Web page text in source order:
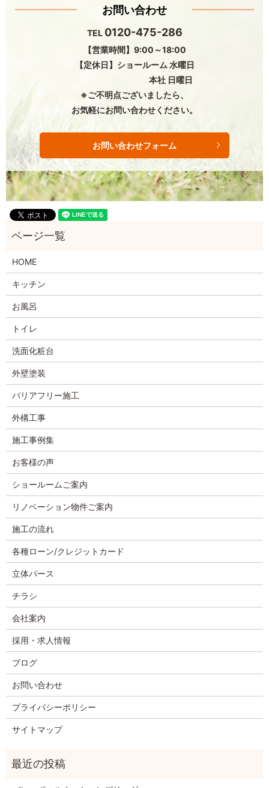
お問い合わせ
TEL 0120-475-286
【営業時間】9:00～18:00
【定休日】ショールーム 水曜日
本社 日曜日
※ご不明点ございましたら、
お気軽にお問い合わせください。
お問い合わせフォーム
HOME
キッチン
お風呂
トイレ
洗面化粧台
外壁塗装
バリアフリー施工
外構工事
施工事例集
お客様の声
ショールームご案内
リノベーション物件ご案内
施工の流れ
各種ローン/クレジットカード
立体パース
チラシ
会社案内
採用・求人情報
ブログ
お問い合わせ
プライバシーポリシー
サイトマップ